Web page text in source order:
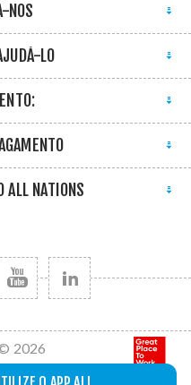
NOS
LO
ALL NATIONS
2026
Todos